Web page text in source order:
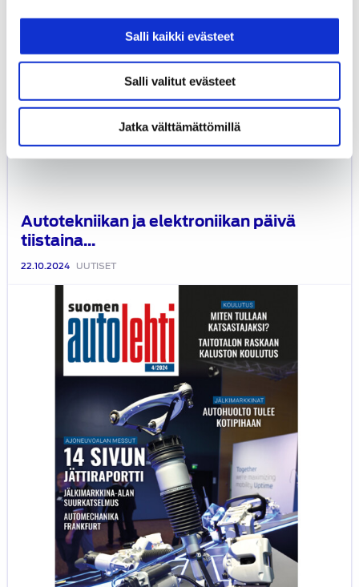
Salli kaikki evästeet
Salli valitut evästeet
Jatka välttämättömillä
Autotekniikan ja elektroniikan päivä
tiistaina...
22.10.2024 UUTISET